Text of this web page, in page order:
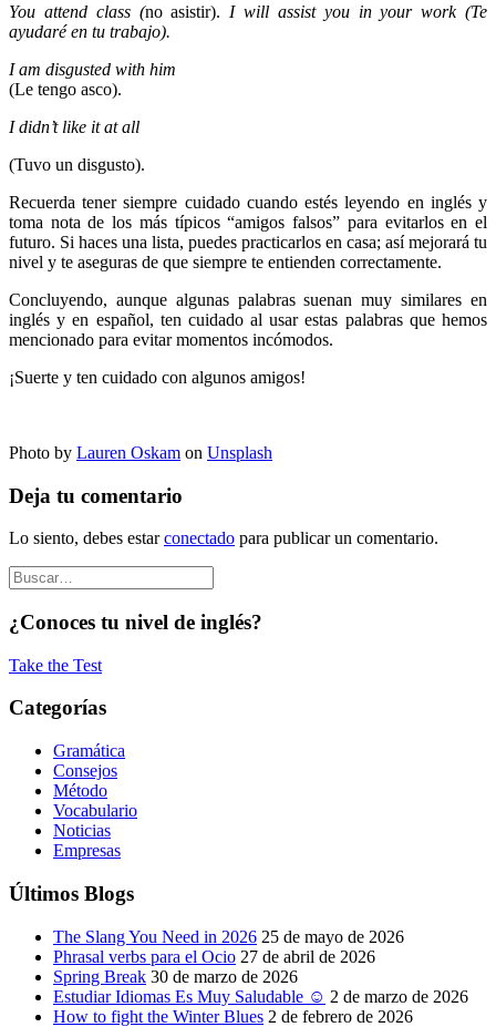
You attend class (no asistir). I will assist you in your work (Te
ayudaré en tu trabajo).
I am disgusted with him
(Le tengo asco).
I didn’t like it at all
(Tuvo un disgusto).
Recuerda tener siempre cuidado cuando estés leyendo en inglés y
toma nota de los más típicos “amigos falsos” para evitarlos en el
futuro. Si haces una lista, puedes practicarlos en casa; así mejorará tu
nivel y te aseguras de que siempre te entienden correctamente.
Concluyendo, aunque algunas palabras suenan muy similares en
inglés y en español, ten cuidado al usar estas palabras que hemos
mencionado para evitar momentos incómodos.
¡Suerte y ten cuidado con algunos amigos!
Photo by Lauren Oskam on Unsplash
Deja tu comentario
Lo siento, debes estarconectado para publicar un comentario.
¿Conoces tu nivel de inglés?
Take the Test
Categorías
Gramática
Consejos
Método
Vocabulario
Noticias
Empresas
Últimos Blogs
The Slang You Need in 2026 25 de mayo de 2026
Phrasal verbs para el Ocio 27 de abril de 2026
Spring Break 30 de marzo de 2026
Estudiar Idiomas Es Muy Saludable ☺ 2 de marzo de 2026
How to fight the Winter Blues 2 de febrero de 2026